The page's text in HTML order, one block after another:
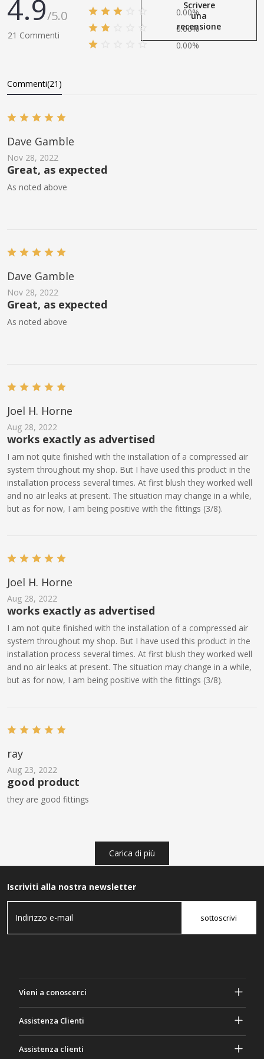
4.9/5.0
21 Commenti
0.00%
0.00%
0.00%
Scrivere
una
recensione
Commenti(21)
Dave Gamble
Nov 28, 2022
Great, as expected
As noted above
Dave Gamble
Nov 28, 2022
Great, as expected
As noted above
Joel H. Horne
Aug 28, 2022
works exactly as advertised
I am not quite finished with the installation of a compressed air
system throughout my shop. But I have used this product in the
installation process several times. At first blush they worked well
and no air leaks at present. The situation may change in a while,
but as for now, I am being positive with the fittings (3/8).
Joel H. Horne
Aug 28, 2022
works exactly as advertised
I am not quite finished with the installation of a compressed air
system throughout my shop. But I have used this product in the
installation process several times. At first blush they worked well
and no air leaks at present. The situation may change in a while,
but as for now, I am being positive with the fittings (3/8).
ray
Aug 23, 2022
good product
they are good fittings
Carica di più
Iscriviti alla nostra newsletter
sottoscrivi
Vieni a conoscerci
Termini e Condizioni
Assistenza Clienti
Assistenza clienti